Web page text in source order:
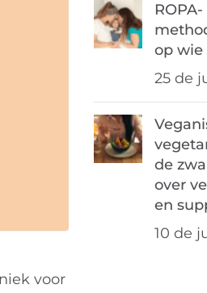
voor
ROPA-
op wie
25 de
de
over
en
10 de